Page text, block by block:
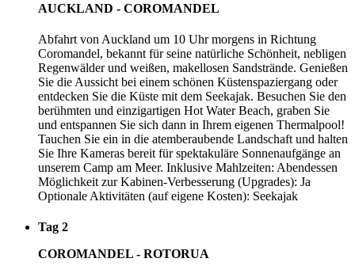
AUCKLAND - COROMANDEL
Abfahrt von Auckland um 10 Uhr morgens in Richtung
Coromandel, bekannt für seine natürliche Schönheit, nebligen
Regenwälder und weißen, makellosen Sandstrände. Genießen
Sie die Aussicht bei einem schönen Küstenspaziergang oder
entdecken Sie die Küste mit dem Seekajak. Besuchen Sie den
berühmten und einzigartigen Hot Water Beach, graben Sie
und entspannen Sie sich dann in Ihrem eigenen Thermalpool!
Tauchen Sie ein in die atemberaubende Landschaft und halten
Sie Ihre Kameras bereit für spektakuläre Sonnenaufgänge an
unserem Camp am Meer. Inklusive Mahlzeiten: Abendessen
Möglichkeit zur Kabinen-Verbesserung (Upgrades): Ja
Optionale Aktivitäten (auf eigene Kosten): Seekajak
Tag 2
COROMANDEL - ROTORUA